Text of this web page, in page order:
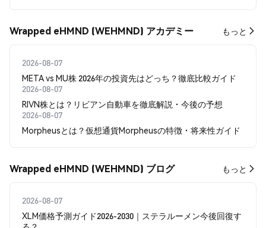
Wrapped eHMND (WEHMND) アカデミー もっと
2026-08-07
META vs MU株 2026年の投資先はどっち？徹底比較ガイド
2026-08-07
RIVN株とは？リビアン自動車を徹底解説・今後の予想
2026-08-07
Morpheusとは？仮想通貨Morpheusの特徴・将来性ガイド
Wrapped eHMND (WEHMND) ブログ もっと
2026-08-07
XLM価格予測ガイド2026-2030｜ステラルーメン今後回復す